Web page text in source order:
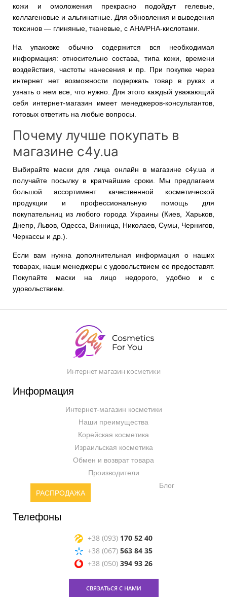
кожи и омоложения прекрасно подойдут гелевые,
коллагеновые и альгинатные. Для обновления и выведения
токсинов — глиняные, тканевые, с АНА/PHA-кислотами.
На упаковке обычно содержится вся необходимая
информация: относительно состава, типа кожи, времени
воздействия, частоты нанесения и пр. При покупке через
интернет нет возможности подержать товар в руках и
узнать о нем все, что нужно. Для этого каждый уважающий
себя интернет-магазин имеет менеджеров-консультантов,
готовых ответить на любые вопросы.
Почему лучше покупать в
магазине c4y.ua
Выбирайте маски для лица онлайн в магазине c4y.ua и
получайте посылку в кратчайшие сроки. Мы предлагаем
большой ассортимент качественной косметической
продукции и профессиональную помощь для
покупательниц из любого города Украины (Киев, Харьков,
Днепр, Львов, Одесса, Винница, Николаев, Сумы, Чернигов,
Черкассы и др.).
Если вам нужна дополнительная информация о наших
товарах, наши менеджеры с удовольствием ее предоставят.
Покупайте маски на лицо недорого, удобно и с
удовольствием.
Интернет магазин косметики
Информация
Интернет-магазин косметики
Наши преимущества
Корейская косметика
Израильская косметика
Обмен и возврат товара
Производители
РАСПРОДАЖА
Блог
Телефоны
+38 (093) 170 52 40
+38 (067) 563 84 35
+38 (050) 394 93 26
СВЯЗАТЬСЯ С НАМИ